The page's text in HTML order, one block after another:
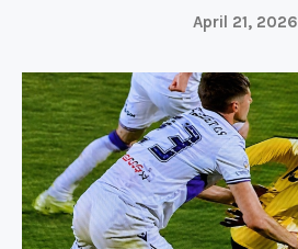
April 21, 2026